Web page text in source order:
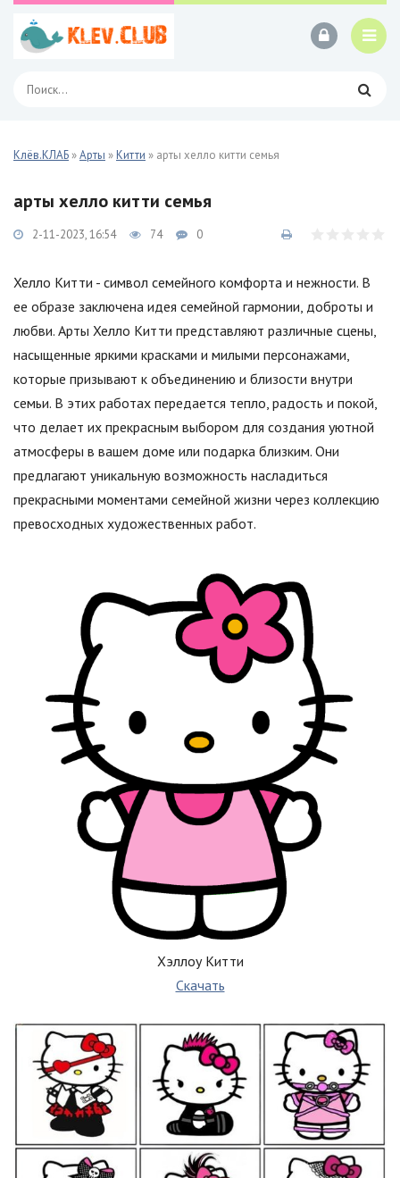
Клёв.КЛАБ »Арты »Китти » арты хелло китти семья
арты хелло китти семья
2-11-2023, 16:54 74 0
Хелло Китти - символ семейного комфорта и нежности. В
ее образе заключена идея семейной гармонии, доброты и
любви. Арты Хелло Китти представляют различные сцены,
насыщенные яркими красками и милыми персонажами,
которые призывают к объединению и близости внутри
семьи. В этих работах передается тепло, радость и покой,
что делает их прекрасным выбором для создания уютной
атмосферы в вашем доме или подарка близким. Они
предлагают уникальную возможность насладиться
прекрасными моментами семейной жизни через коллекцию
превосходных художественных работ.
Хэллоу Китти
Скачать